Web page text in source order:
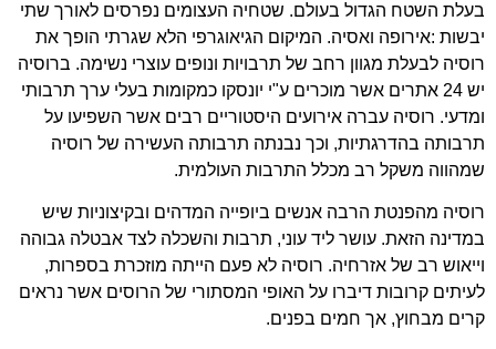
בעלת השטח הגדול בעולם. שטחיה העצומים נפרסים לאורך שתי
יבשות :אירופה ואסיה. המיקום הגיאוגרפי הלא שגרתי הופך את
רוסיה לבעלת מגוון רחב של תרבויות ונופים עוצרי נשימה. ברוסיה
יש 24 אתרים אשר מוכרים ע"י יונסקו כמקומות בעלי ערך תרבותי
ומדעי. רוסיה עברה אירועים היסטוריים רבים אשר השפיעו על
תרבותה בהדרגתיות, וכך נבנתה תרבותה העשירה של רוסיה
שמהווה משקל רב מכלל התרבות העולמית.
רוסיה מהפנטת הרבה אנשים ביופייה המדהים ובקיצוניות שיש
במדינה הזאת. עושר ליד עוני, תרבות והשכלה לצד אבטלה גבוהה
וייאוש רב של אזרחיה. רוסיה לא פעם הייתה מוזכרת בספרות,
לעיתים קרובות דיברו על האופי המסתורי של הרוסים אשר נראים
קרים מבחוץ, אך חמים בפנים.